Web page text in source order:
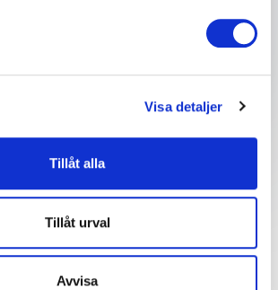
Visa detaljer
Tillåt alla
Tillåt urval
Avvisa
du boka en
om